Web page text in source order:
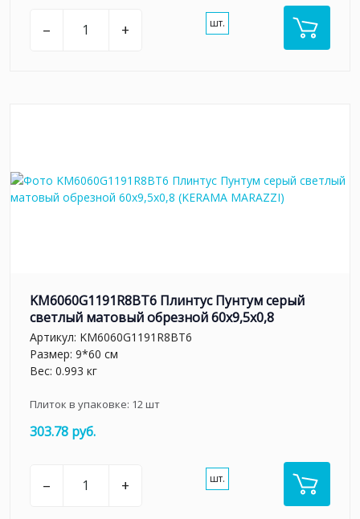
– + шт.
KM6060G1191R8BT6 Плинтус Пунтум серый
светлый матовый обрезной 60x9,5x0,8
Артикул: KM6060G1191R8BT6
Размер: 9*60 см
Вес: 0.993 кг
Плиток в упаковке: 12шт
303.78 руб.
– + шт.